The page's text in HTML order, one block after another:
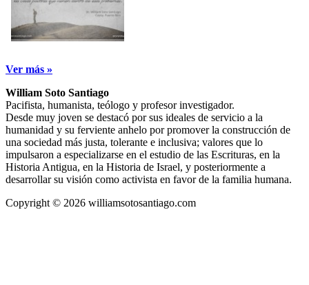
Ver más »
William Soto Santiago
Pacifista, humanista, teólogo y profesor investigador.
Desde muy joven se destacó por sus ideales de servicio a la
humanidad y su ferviente anhelo por promover la construcción de
una sociedad más justa, tolerante e inclusiva; valores que lo
impulsaron a especializarse en el estudio de las Escrituras, en la
Historia Antigua, en la Historia de Israel, y posteriormente a
desarrollar su visión como activista en favor de la familia humana.
Copyright © 2026 williamsotosantiago.com